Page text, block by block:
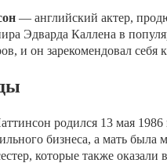
— английский актер,
Эдварда Каллена в
и он зарекомендовал себя
родился 13 мая
бизнеса, а мать
которые также оказали